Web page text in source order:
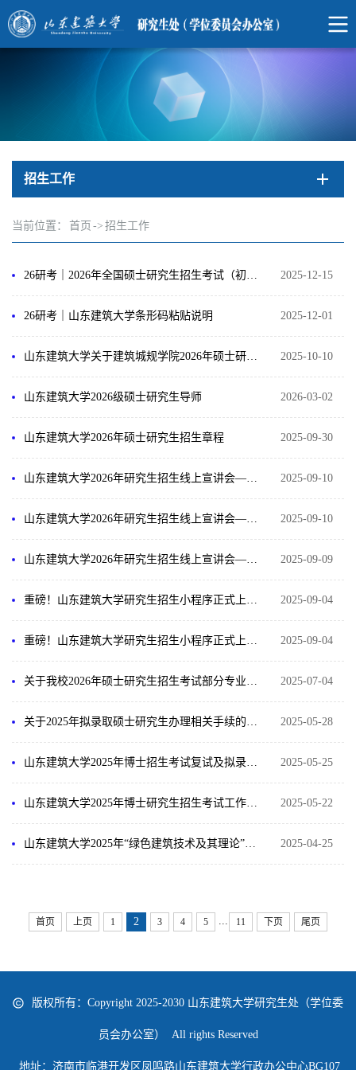
招生工作
当前位置： 首页 -> 招生工作
2025-12-15
2025-12-01
26研考｜山东建筑大学条形码粘贴说明
2025-10-10
2026-03-02
山东建筑大学2026级硕士研究生导师
2025-09-30
山东建筑大学2026年硕士研究生招生章程
2025-09-10
2025-09-10
2025-09-09
2025-09-04
2025-09-04
2025-07-04
2025-05-28
2025-05-25
2025-05-22
2025-04-25
首页 上页 1 2 3 4 5 11 下页 尾页
版权所有：Copyright 2025-2030 山东建筑大学研究生处（学位委
员会办公室） All rights Reserved
地址：济南市临港开发区凤鸣路山东建筑大学行政办公中心BG107